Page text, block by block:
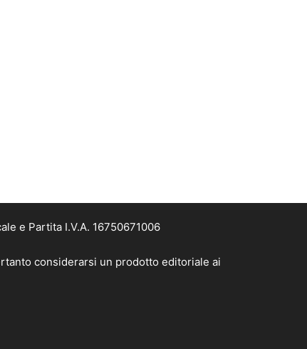
e Partita I.V.A. 16750671006
considerarsi un prodotto editoriale ai